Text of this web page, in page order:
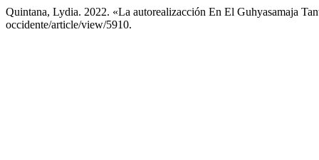
Quintana, Lydia. 2022. «La autorealizacción En El Guhyasamaja
occidente/article/view/5910.